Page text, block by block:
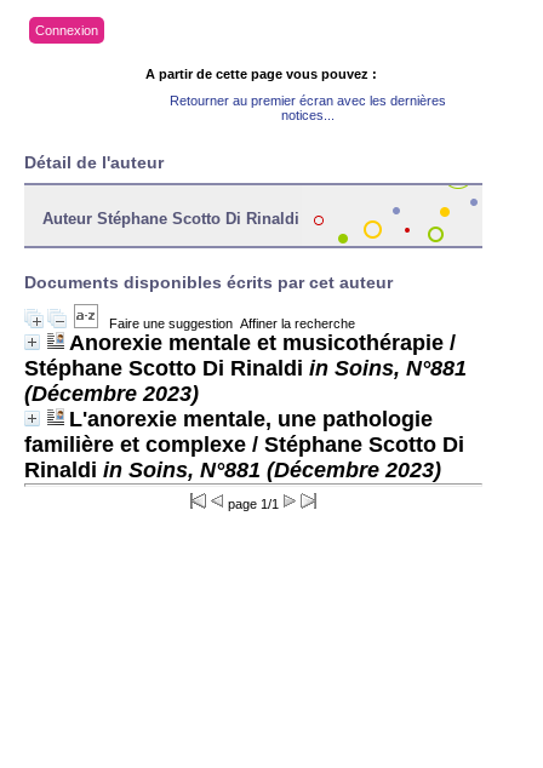
Connexion
A partir de cette page vous pouvez :
Retourner au premier écran avec les dernières
notices...
Détail de l'auteur
Auteur Stéphane Scotto Di Rinaldi
Documents disponibles écrits par cet auteur
Faire une suggestion Affiner la recherche
Anorexie mentale et musicothérapie /
Stéphane Scotto Di Rinaldi in Soins, N°881
(Décembre 2023)
L'anorexie mentale, une pathologie
familière et complexe / Stéphane Scotto Di
Rinaldi in Soins, N°881 (Décembre 2023)
page 1/1